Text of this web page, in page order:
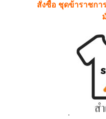
สั่งซื้อ ชุดข้าราชกา
.